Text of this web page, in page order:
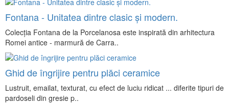
Fontana - Unitatea dintre clasic și modern.
Colecția Fontana de la Porcelanosa este inspirată din arhitectura
Romei antice - marmură de Carra..
Ghid de îngrijire pentru plăci ceramice
Lustruit, emailat, texturat, cu efect de luciu ridicat ... diferite tipuri de
pardoseli din gresie p..